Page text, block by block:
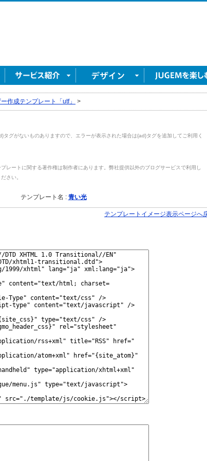
作成テンプレート「utf」 >
グがないものありますので、エラーが表示された場合は{ad}タグを追加してご利用く
レートに関する著作権は制作者にあります。弊社提供以外のブログサービスで利用し
さい。
テンプレート名 : 青い光
テンプレートイメージ表示ページへ